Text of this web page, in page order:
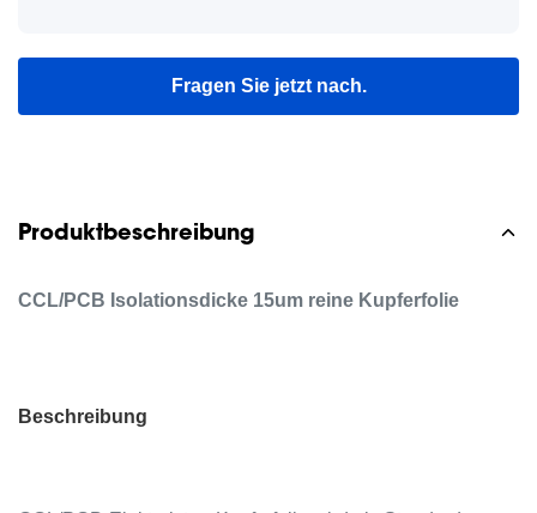
Fragen Sie jetzt nach.
Produktbeschreibung
CCL/PCB Isolationsdicke 15um reine Kupferfolie
Beschreibung